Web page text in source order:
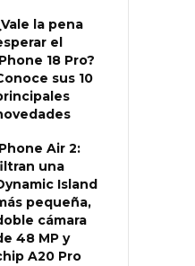
la pena
el
18 Pro?
sus 10
Air 2:
una
Island
pequeña,
cámara
48 MP y
A20 Pro